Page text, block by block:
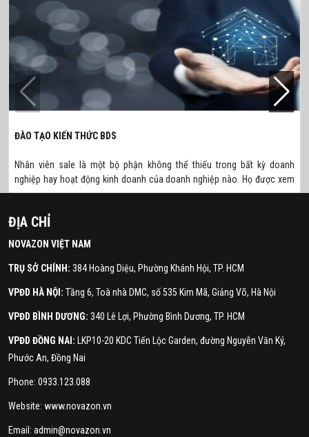
ĐÀO TẠO KIẾN THỨC BDS
Nhân viên sale là một bộ phận không thể thiếu trong bất kỳ doanh
nghiệp hay hoạt động kinh doanh của doanh nghiệp nào. Họ được xem
là một bộ phận kinh doanh mang lại nhiều doanh thu......
ĐỊA CHỈ
NOVAZON VIỆT NAM
TRỤ SỞ CHÍNH: 384 Hoàng Diệu, Phường Khánh Hội, TP. HCM
VPĐD HÀ NỘI: Tầng 6, Toà nhà DMC, số 535 Kim Mã, Giảng Võ, Hà Nội
VPĐD BÌNH DƯƠNG: 340 Lê Lợi, Phường Bình Dương, TP. HCM
VPĐD ĐỒNG NAI:
LKP10-20 KDC Tiến Lộc Garden, đường Nguyễn Văn Ký,
Phước An, Đồng Nai
Phone: 0933.123.088
Website: www.novazon.vn
Email: admin@novazon.vn